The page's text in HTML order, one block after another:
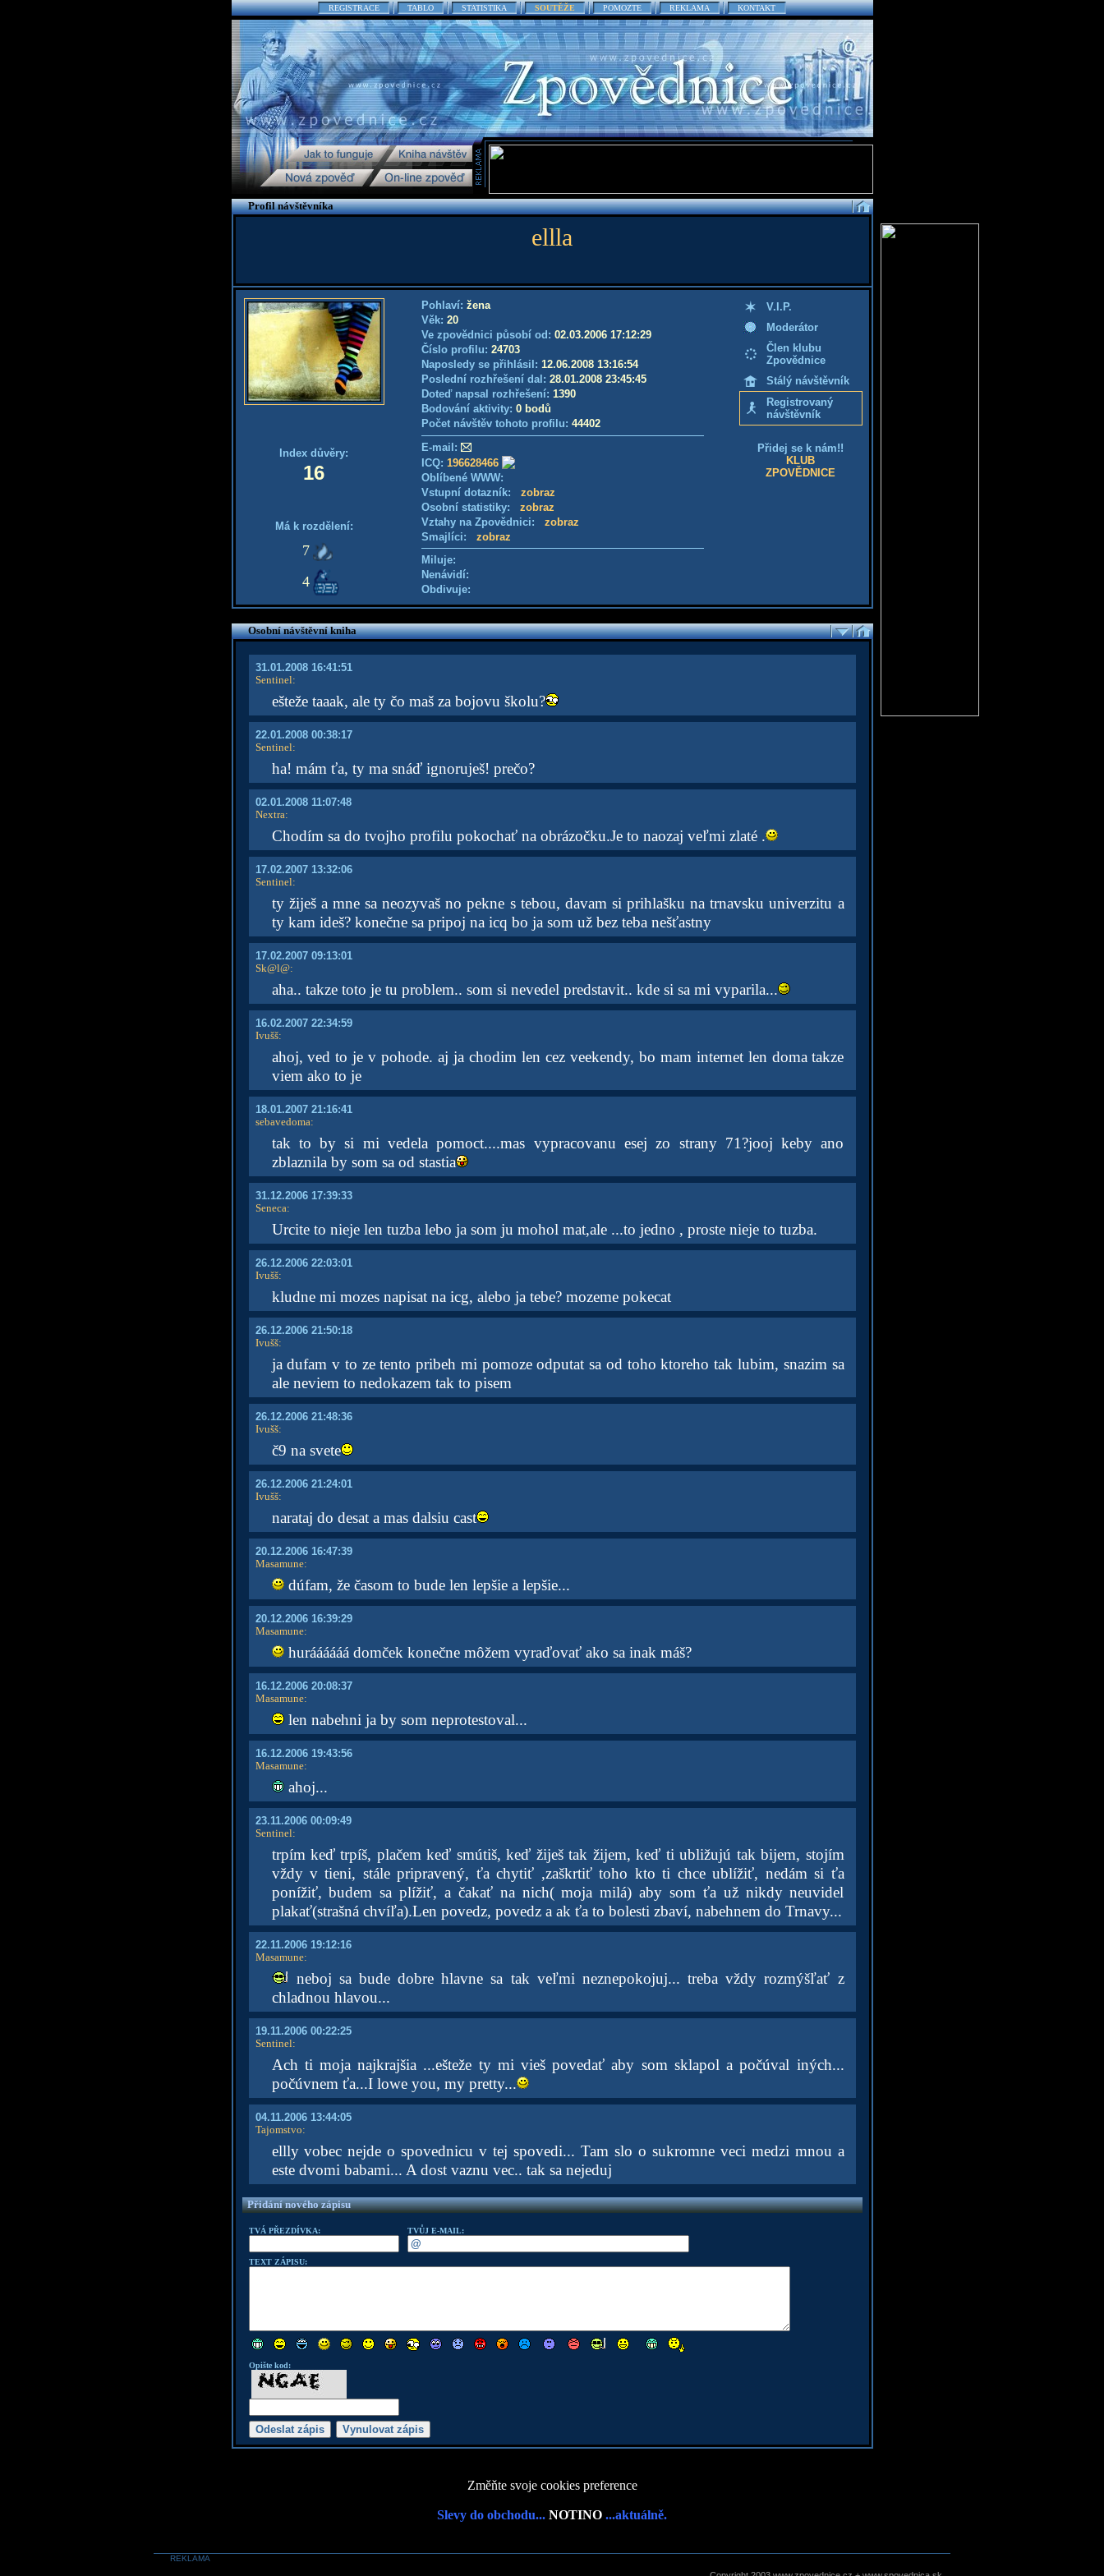
REGISTRACE TABLO STATISTIKA SOUTĚŽE POMOZTE REKLAMA KONTAKT
Profil návštěvníka
ellla
Index důvěry:
16
Má k rozdělení:
7
4
Pohlaví: žena
Věk: 20
Ve zpovědnici působí od: 02.03.2006 17:12:29
Číslo profilu: 24703
Naposledy se přihlásil: 12.06.2008 13:16:54
Poslední rozhřešení dal: 28.01.2008 23:45:45
Doteď napsal rozhřešení: 1390
Bodování aktivity: 0 bodů
Počet návštěv tohoto profilu: 44402
E-mail:
ICQ: 196628466
Oblíbené WWW:
Vstupní dotazník: zobraz
Osobní statistiky: zobraz
Vztahy na Zpovědnici: zobraz
Smajlíci: zobraz
Miluje:
Nenávidí:
Obdivuje:
V.I.P.
Moderátor
Člen klubu
Zpovědnice
Stálý návštěvník
Registrovaný
návštěvník
Přidej se k nám!!
KLUB
ZPOVĚDNICE
Osobní návštěvní kniha
31.01.2008 16:41:51
Sentinel:
ešteže taaak, ale ty čo maš za bojovu školu?
22.01.2008 00:38:17
Sentinel:
ha! mám ťa, ty ma snáď ignoruješ! prečo?
02.01.2008 11:07:48
Nextra:
Chodím sa do tvojho profilu pokochať na obrázočku.Je to naozaj veľmi zlaté .
17.02.2007 13:32:06
Sentinel:
ty žiješ a mne sa neozyvaš no pekne s tebou, davam si prihlašku na trnavsku univerzitu a
ty kam ideš? konečne sa pripoj na icq bo ja som už bez teba nešťastny
17.02.2007 09:13:01
Sk@l@:
aha.. takze toto je tu problem.. som si nevedel predstavit.. kde si sa mi vyparila...
16.02.2007 22:34:59
Ivušš:
ahoj, ved to je v pohode. aj ja chodim len cez veekendy, bo mam internet len doma takze
viem ako to je
18.01.2007 21:16:41
sebavedoma:
tak to by si mi vedela pomoct....mas vypracovanu esej zo strany 71?jooj keby ano
zblaznila by som sa od stastia
31.12.2006 17:39:33
Seneca:
Urcite to nieje len tuzba lebo ja som ju mohol mat,ale ...to jedno , proste nieje to tuzba.
26.12.2006 22:03:01
Ivušš:
kludne mi mozes napisat na icg, alebo ja tebe? mozeme pokecat
26.12.2006 21:50:18
Ivušš:
ja dufam v to ze tento pribeh mi pomoze odputat sa od toho ktoreho tak lubim, snazim sa
ale neviem to nedokazem tak to pisem
26.12.2006 21:48:36
Ivušš:
č9 na svete
26.12.2006 21:24:01
Ivušš:
narataj do desat a mas dalsiu cast
20.12.2006 16:47:39
Masamune:
dúfam, že časom to bude len lepšie a lepšie...
20.12.2006 16:39:29
Masamune:
huráááááá domček konečne môžem vyraďovať ako sa inak máš?
16.12.2006 20:08:37
Masamune:
len nabehni ja by som neprotestoval...
16.12.2006 19:43:56
Masamune:
ahoj...
23.11.2006 00:09:49
Sentinel:
trpím keď trpíš, plačem keď smútiš, keď žiješ tak žijem, keď ti ubližujú tak bijem, stojím
vždy v tieni, stále pripravený, ťa chytiť ,zaškrtiť toho kto ti chce ublížiť, nedám si ťa
ponížiť, budem sa plížiť, a čakať na nich( moja milá) aby som ťa už nikdy neuvidel
plakať(strašná chvíľa).Len povedz, povedz a ak ťa to bolesti zbaví, nabehnem do Trnavy...
22.11.2006 19:12:16
Masamune:
neboj sa bude dobre hlavne sa tak veľmi neznepokojuj... treba vždy rozmýšľať z
chladnou hlavou...
19.11.2006 00:22:25
Sentinel:
Ach ti moja najkrajšia ...ešteže ty mi vieš povedať aby som sklapol a počúval iných...
počúvnem ťa...I lowe you, my pretty...
04.11.2006 13:44:05
Tajomstvo:
ellly vobec nejde o spovednicu v tej spovedi... Tam slo o sukromne veci medzi mnou a
este dvomi babami... A dost vaznu vec.. tak sa nejeduj
Přidání nového zápisu
TVÁ PŘEZDÍVKA: TVŮJ E-MAIL:
TEXT ZÁPISU:
Opište kod:
Změňte svoje cookies preference
Slevy do obchodu... NOTINO ...aktuálně.
REKLAMA